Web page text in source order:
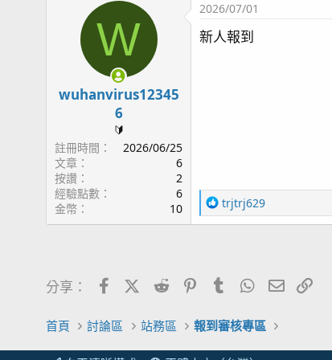
W
wuhanvirus12345
6
🔰
註冊時間
2026/06/25
文章
6
按讚
2
經驗點數
6
金幣
10
2026/07/01
新人報到
R
e
i
o
s
trjtrj629
分享： FacebookX (Twitter)
Reddit PinterestTumblrWhatsApp電子郵件
首頁 討論區 站務區 報到審核專區